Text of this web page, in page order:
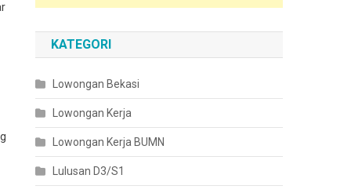
KATEGORI
Lowongan Bekasi
Lowongan Kerja
Lowongan Kerja BUMN
Lulusan D3/S1